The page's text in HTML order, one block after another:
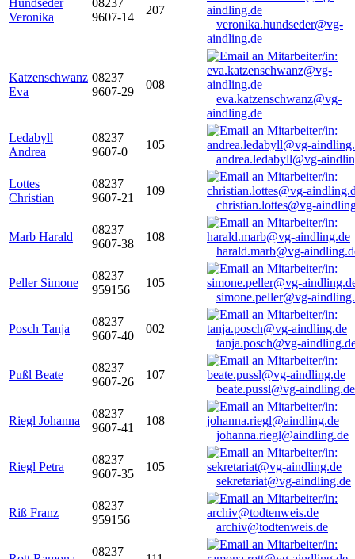
Hundseder
Veronika
08237
9607-14
207
veronika.hundseder@vg-
aindling.de
Katzenschwanz
Eva
08237
9607-29
008
eva.katzenschwanz@vg-
aindling.de
Ledabyll
Andrea
08237
9607-0
105
andrea.ledabyll@vg-
Lottes
Christian
08237
9607-21
109
christian.lottes@vg-
Marb Harald
08237
9607-38
108
harald.marb@vg-
Peller Simone
08237
959156
105
simone.peller@vg-
Posch Tanja
08237
9607-40
002
tanja.posch@vg-
Pußl Beate
08237
9607-26
107
beate.pussl@vg-aindling.de
Riegl Johanna
08237
9607-41
108
johanna.riegl@aindling.de
Riegl Petra
08237
9607-35
105
sekretariat@vg-aindling.de
Riß Franz
08237
959156
archiv@todtenweis.de
08237